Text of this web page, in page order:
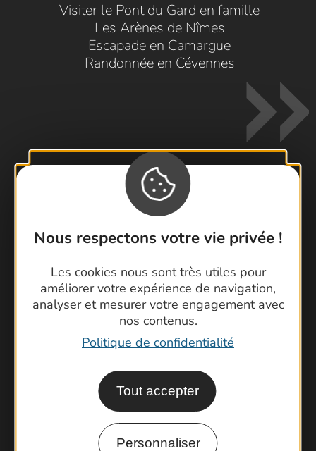
Nous respectons votre vie privée !
Les cookies nous sont très utiles pour
améliorer votre expérience de navigation,
analyser et mesurer votre engagement avec
nos contenus.
Politique de confidentialité
Tout accepter
Personnaliser
Visiter le Pont du Gard en famille
Les Arènes de Nîmes
Escapade en Camargue
Randonnée en Cévennes
Contactez-nous !
Foire aux questions
Cartoguides et Topoguides
Latitude Gard